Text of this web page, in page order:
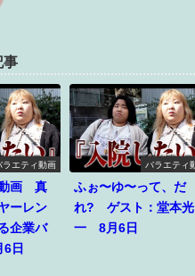
事
ラエティ動画
画 真
ーレン
企業バ
日
バラエティ
ふぉ〜ゆ〜って、だ
れ? ゲスト：堂本光
一 8月6日